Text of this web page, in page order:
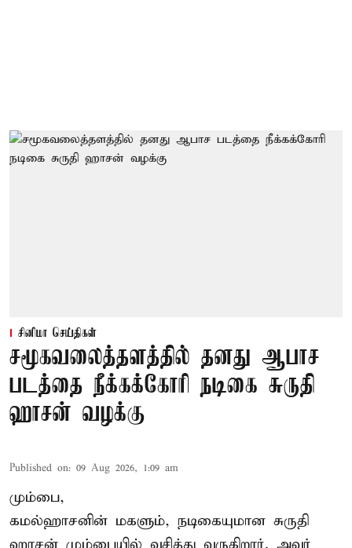
சினிமா செய்திகள்
சமூகவலைத்தளத்தில் தனது ஆபாச
படத்தை நீக்கக்கோரி நடிகை சுருதி
ஹாசன் வழக்கு
Published on: 09 Aug 2026, 1:09 am
மும்பை,
கமல்ஹாசனின் மகளும், நடிகையுமான சுருதி